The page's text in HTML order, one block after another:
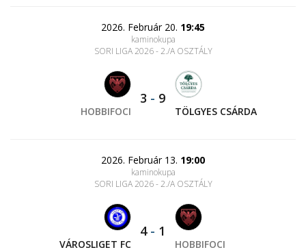
2026. Február 20. 19:45
kaminokupa
SORI LIGA 2026 - 2./A OSZTÁLY
HOBBIFOCI
3 - 9
TÖLGYES CSÁRDA
2026. Február 13. 19:00
kaminokupa
SORI LIGA 2026 - 2./A OSZTÁLY
VÁROSLIGET FC
4- 1
HOBBIFOCI